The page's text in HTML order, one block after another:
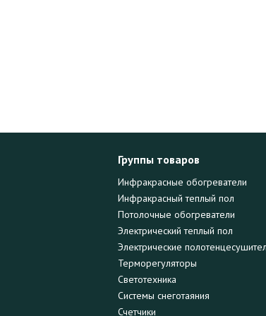
Группы товаров
Инфракрасные обогреватели
Инфракрасный теплый пол
Потолочные обогреватели
Электрический теплый пол
Электрические
Терморегуляторы
Светотехника
Системы снеготаяния
Счетчики